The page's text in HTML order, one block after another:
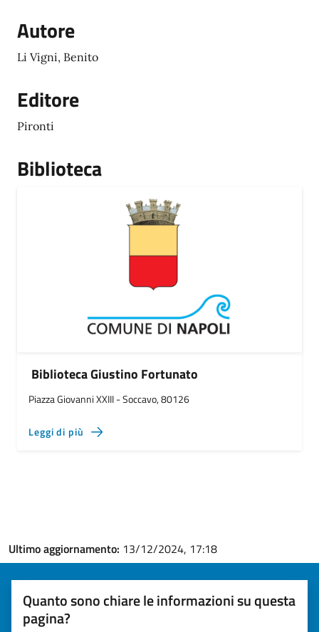
Autore
Li Vigni, Benito
Editore
Pironti
Biblioteca
Biblioteca Giustino Fortunato
Piazza Giovanni XXIII - Soccavo, 80126
Leggi di più
Ultimo aggiornamento: 13/12/2024, 17:18
Quanto sono chiare le informazioni su questa
pagina?